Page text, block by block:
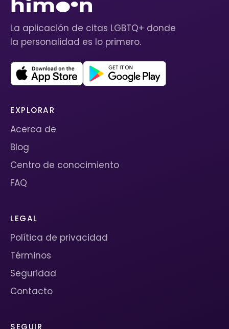
La aplicación de citas LGBTQ+ donde
la personalidad es lo primero.
EXPLORAR
Acerca de
Blog
Centro de conocimiento
FAQ
LEGAL
Política de privacidad
Términos
Seguridad
Contacto